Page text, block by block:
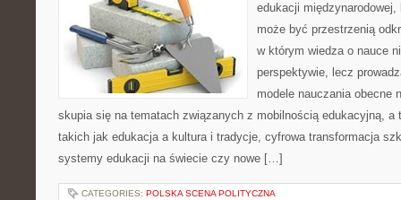
edukacji
może być przestrzenią
w którym wiedza o nauce
perspektywie, lecz
modele nauczania obecne
skupia się na tematach związanych z mobilnością edukacyjną, a
takich jak edukacja a kultura i tradycje, cyfrowa transformacja
systemy edukacji na świecie czy nowe […]
CATEGORIES: POLSKA SCENA POLITYCZNA